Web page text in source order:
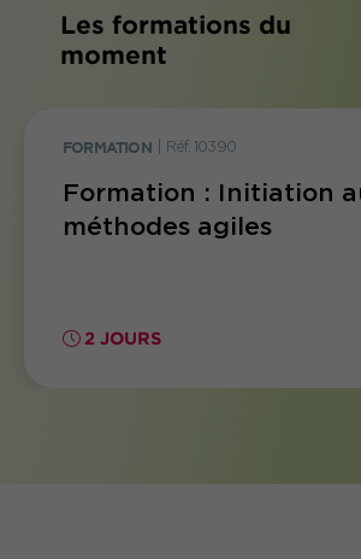
Les formations du
moment
FORMATION Réf. 10390
Formation : Initiation
méthodes agiles
2 JOURS